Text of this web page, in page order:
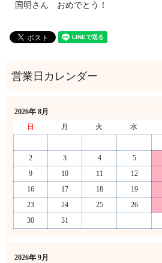
国明さん おめでとう！
2026年 8月
日
月 火 水
2
3 4 5
9
10 11 12
16
17 18 19
23
24 25 26
30
31
2026年 9月